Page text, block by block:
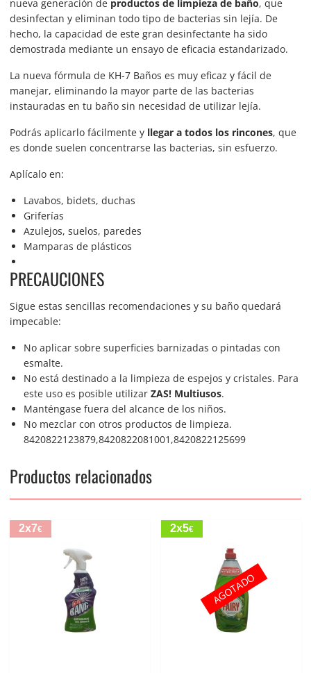
nueva generación de productos de limpieza de baño, que
desinfectan y eliminan todo tipo de bacterias sin lejía. De
hecho, la capacidad de este gran desinfectante ha sido
demostrada mediante un ensayo de eficacia estandarizado.
La nueva fórmula de KH-7 Baños es muy eficaz y fácil de
manejar, eliminando la mayor parte de las bacterias
instauradas en tu baño sin necesidad de utilizar lejía.
Podrás aplicarlo fácilmente y llegar a todos los rincones, que
es donde suelen concentrarse las bacterias, sin esfuerzo.
Aplícalo en:
Lavabos, bidets, duchas
Griferías
Azulejos, suelos, paredes
Mamparas de plásticos
PRECAUCIONES
Sigue estas sencillas recomendaciones y su baño quedará
impecable:
No aplicar sobre superficies barnizadas o pintadas con
esmalte.
No está destinado a la limpieza de espejos y cristales. Para
este uso es posible utilizar ZAS! Multiusos.
Manténgase fuera del alcance de los niños.
No mezclar con otros productos de limpieza.
8420822123879,8420822081001,8420822125699
Productos relacionados
2x7€ 2x5€
AGOTADO